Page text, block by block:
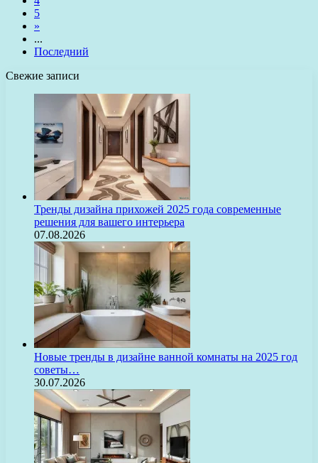
5
»
...
Последний
Свежие записи
Тренды дизайна прихожей 2025 года современные
решения для вашего интерьера
07.08.2026
Новые тренды в дизайне ванной комнаты на 2025 год
советы…
30.07.2026